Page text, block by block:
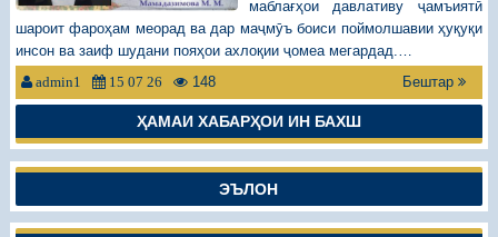
маблағҳои давлативу ҷамъиятӣ
шароит фароҳам меорад ва дар маҷмӯъ боиси поймолшавии ҳуқуқи
инсон ва заиф шудани пояҳои ахлоқии ҷомеа мегардад.…
admin1 15 07 26 148 Бештар
ҲАМАИ ХАБАРҲОИ ИН БАХШ
ЭЪЛОН